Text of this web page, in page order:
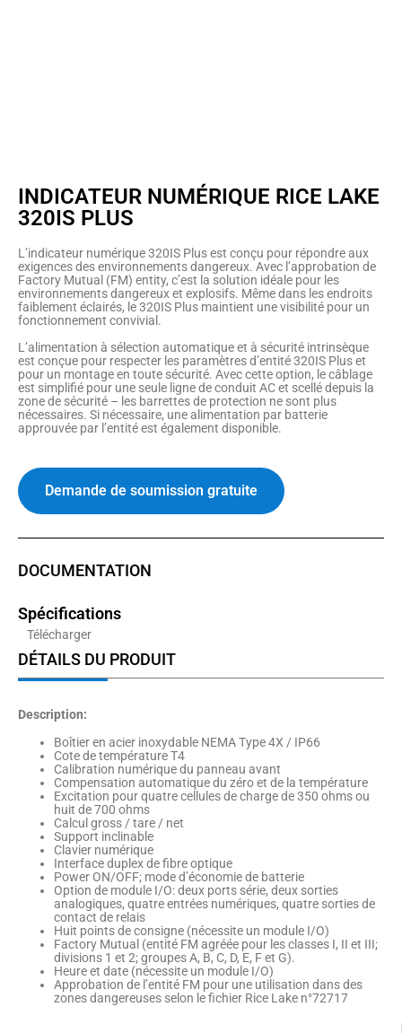
INDICATEUR NUMÉRIQUE RICE LAKE
320IS PLUS
L’indicateur numérique 320IS Plus est conçu pour répondre aux
exigences des environnements dangereux. Avec l’approbation de
Factory Mutual (FM) entity, c’est la solution idéale pour les
environnements dangereux et explosifs. Même dans les endroits
faiblement éclairés, le 320IS Plus maintient une visibilité pour un
fonctionnement convivial.
L’alimentation à sélection automatique et à sécurité intrinsèque
est conçue pour respecter les paramètres d’entité 320IS Plus et
pour un montage en toute sécurité. Avec cette option, le câblage
est simplifié pour une seule ligne de conduit AC et scellé depuis la
zone de sécurité – les barrettes de protection ne sont plus
nécessaires. Si nécessaire, une alimentation par batterie
approuvée par l’entité est également disponible.
Demande de soumission gratuite
DOCUMENTATION
Spécifications
Télécharger
DÉTAILS DU PRODUIT
Description:
Boîtier en acier inoxydable NEMA Type 4X / IP66
Cote de température T4
Calibration numérique du panneau avant
Compensation automatique du zéro et de la température
Excitation pour quatre cellules de charge de 350 ohms ou
huit de 700 ohms
Calcul gross / tare / net
Support inclinable
Clavier numérique
Interface duplex de fibre optique
Power ON/OFF; mode d’économie de batterie
Option de module I/O: deux ports série, deux sorties
analogiques, quatre entrées numériques, quatre sorties de
contact de relais
Huit points de consigne (nécessite un module I/O)
Factory Mutual (entité FM agréée pour les classes I, II et III;
divisions 1 et 2; groupes A, B, C, D, E, F et G).
Heure et date (nécessite un module I/O)
Approbation de l’entité FM pour une utilisation dans des
zones dangereuses selon le fichier Rice Lake n°72717